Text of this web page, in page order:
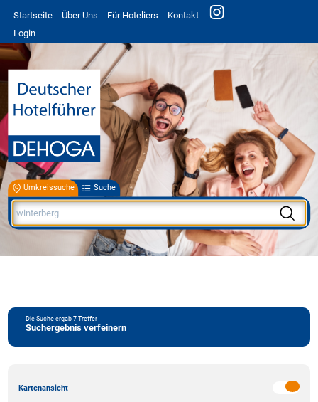
Startseite Über Uns Für Hoteliers
Kontakt
Login
Umkreissuche Suche
Die Suche ergab7Treffer
Suchergebnis verfeinern
Kartenansicht